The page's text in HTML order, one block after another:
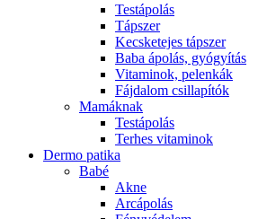
Testápolás
Tápszer
Kecsketejes tápszer
Baba ápolás, gyógyítás
Vitaminok, pelenkák
Fájdalom csillapítók
Mamáknak
Testápolás
Terhes vitaminok
Dermo patika
Babé
Akne
Arcápolás